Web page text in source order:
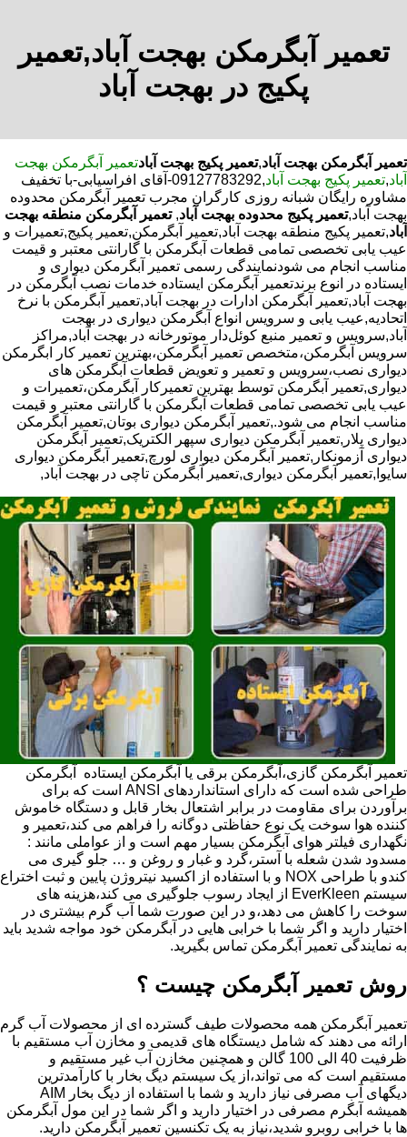
تعمیر آبگرمکن بهجت آباد,تعمیر
پکیج در بهجت آباد
تعمیر آبگرمکن بهجت آباد,تعمیر پکیج بهجت آبادتعمیر آبگرمکن بهجت
آباد,تعمیر پکیج بهجت آباد
,09127783292-آقای افراسیابی-با تخفیف
مشاوره رایگان شبانه روزی کارگران مجرب تعمیر آبگرمکن محدوده
بهجت آباد,تعمیر پکیج محدوده بهجت آباد, تعمیر آبگرمکن منطقه بهجت
آباد,تعمیر پکیج منطقه بهجت آباد,تعمیر آبگرمکن,تعمیر پکیج,تعمیرات و
عیب یابی تخصصی تمامی قطعات آبگرمکن با گارانتی معتبر و قیمت
مناسب انجام می شودنمایندگی رسمی تعمیر آبگرمکن دیواری و
ایستاده در انوع برندتعمیر آبگرمکن ایستاده خدمات نصب آبگرمکن در
بهجت آباد,تعمیر آبگرمکن ادارات در بهجت آباد,تعمیر آبگرمکن با نرخ
اتحادیه,عیب یابی و سرویس انواع آبگرمکن دیواری در بهجت
آباد,سرویس و تعمیر منبع کوئل‌دار موتورخانه در بهجت آباد,مراکز
سرویس آبگرمکن،متخصص تعمیر آبگرمکن،بهترین تعمیر کار ابگرمکن
دیواری نصب،سرویس و تعمیر و تعویض قطعات آبگرمکن های
دیواری,تعمیر آبگرمکن توسط بهترین تعمیرکار آبگرمکن،تعمیرات و
عیب یابی تخصصی تمامی قطعات آبگرمکن با گارانتی معتبر و قیمت
مناسب انجام می شود.,تعمیر آبگرمکن دیواری بوتان,تعمیر آبگرمکن
دیواری پلار,تعمیر آبگرمکن دیواری سپهر الکتریک,تعمیر آبگرمکن
دیواری آزمونکار,تعمیر آبگرمکن دیواری لورچ,تعمیر آبگرمکن دیواری
سایوا,تعمیر آبگرمکن دیواری,تعمیر آبگرمکن تاچی در بهجت آباد,
تعمیر آبگرمکن گازی،آبگرمکن برقی یا آبگرمکن ایستاده ​ آبگرمکن
طراحی شده است که دارای استانداردهای ANSI است که برای
برآوردن برای مقاومت در برابر اشتعال بخار قابل و دستگاه خاموش
کننده هوا سوخت یک نوع حفاظتی دوگانه را فراهم می کند،تعمیر و
نگهداری فیلتر هوای آبگرمکن بسیار مهم است و از عواملی مانند :
مسدود شدن شعله با آستر،گرد و غبار و روغن و … جلو گیری می
کندو با طراحی NOX و با استفاده از اکسید نیتروژن پایین و ثبت اختراع
سیستم EverKleen از ایجاد رسوب جلوگیری می کند،هزینه های
سوخت را کاهش می دهد،و در این صورت شما آب گرم بیشتری در
اختیار دارید و اگر شما با خرابی هایی در آبگرمکن خود مواجه شدید باید
به نمایندگی تعمیر آبگرمکن تماس بگیرید.
روش تعمیر آبگرمکن چیست ؟
تعمیر آبگرمکن همه محصولات طیف گسترده ای از محصولات آب گرم
ارائه می دهند که شامل دیستگاه های قدیمی و مخازن آب مستقیم با
ظرفیت 40 الی 100 گالن و همچنین مخازن آب غیر مستقیم و
مستقیم است که می تواند،از یک سیستم دیگ بخار با کارآمدترین
دیگهای آب مصرفی نیاز دارید و شما با استفاده از دیگ بخار AIM
همیشه آبگرم مصرفی در اختیار دارید و اگر شما در این مول آبگرمکن
ها با خرابی روبرو شدید،نیاز به یک تکنسین تعمیر آبگرمکن دارید.